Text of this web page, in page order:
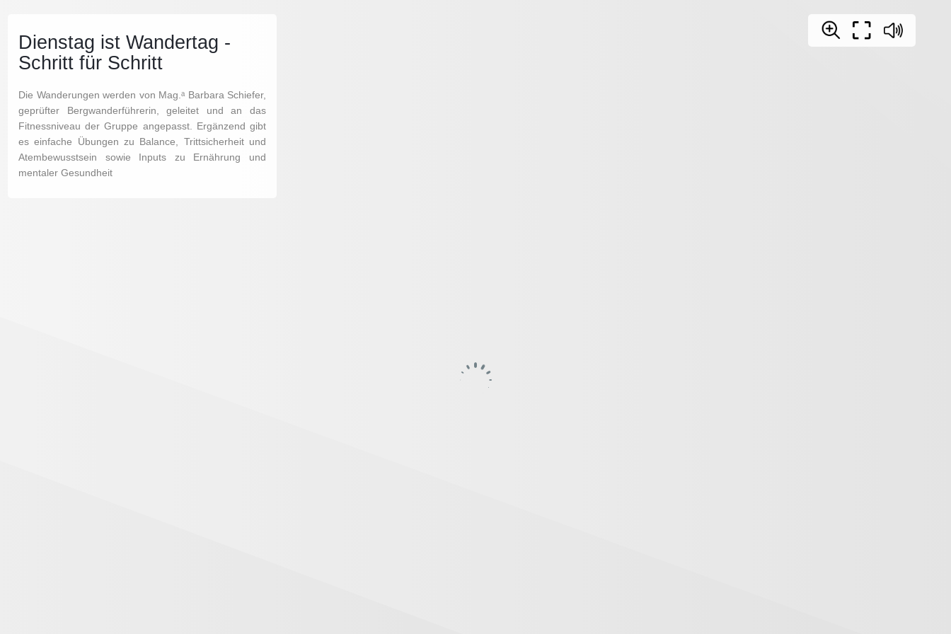
Dienstag ist Wandertag -
Schritt für Schritt
Die Wanderungen werden von Mag.ᵃ Barbara Schiefer,
geprüfter Bergwanderführerin, geleitet und an das
Fitnessniveau der Gruppe angepasst. Ergänzend gibt
es einfache Übungen zu Balance, Trittsicherheit und
Atembewusstsein sowie Inputs zu Ernährung und
mentaler Gesundheit